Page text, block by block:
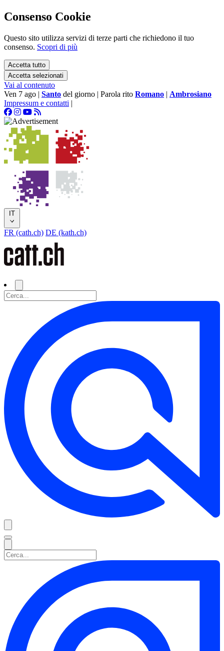
Consenso Cookie
Questo sito utilizza servizi di terze parti che richiedono il tuo
consenso. Scopri di più
Accetta tutto
Accetta selezionati
Vai al contenuto
Ven 7 ago | Santo del giorno | Parola rito Romano | Ambrosiano
Impressum e contatti |
IT
FR (cath.ch) DE (kath.ch)